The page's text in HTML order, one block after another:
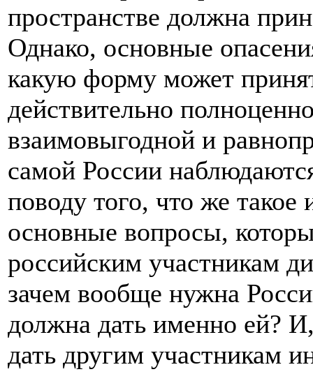
пространстве должна
Однако, основные
какую форму может
действительно
взаимовыгодной и
самой России
поводу того, что же такое
основные вопросы,
российским участникам
зачем вообще нужна
должна дать именно ей?
дать другим участникам